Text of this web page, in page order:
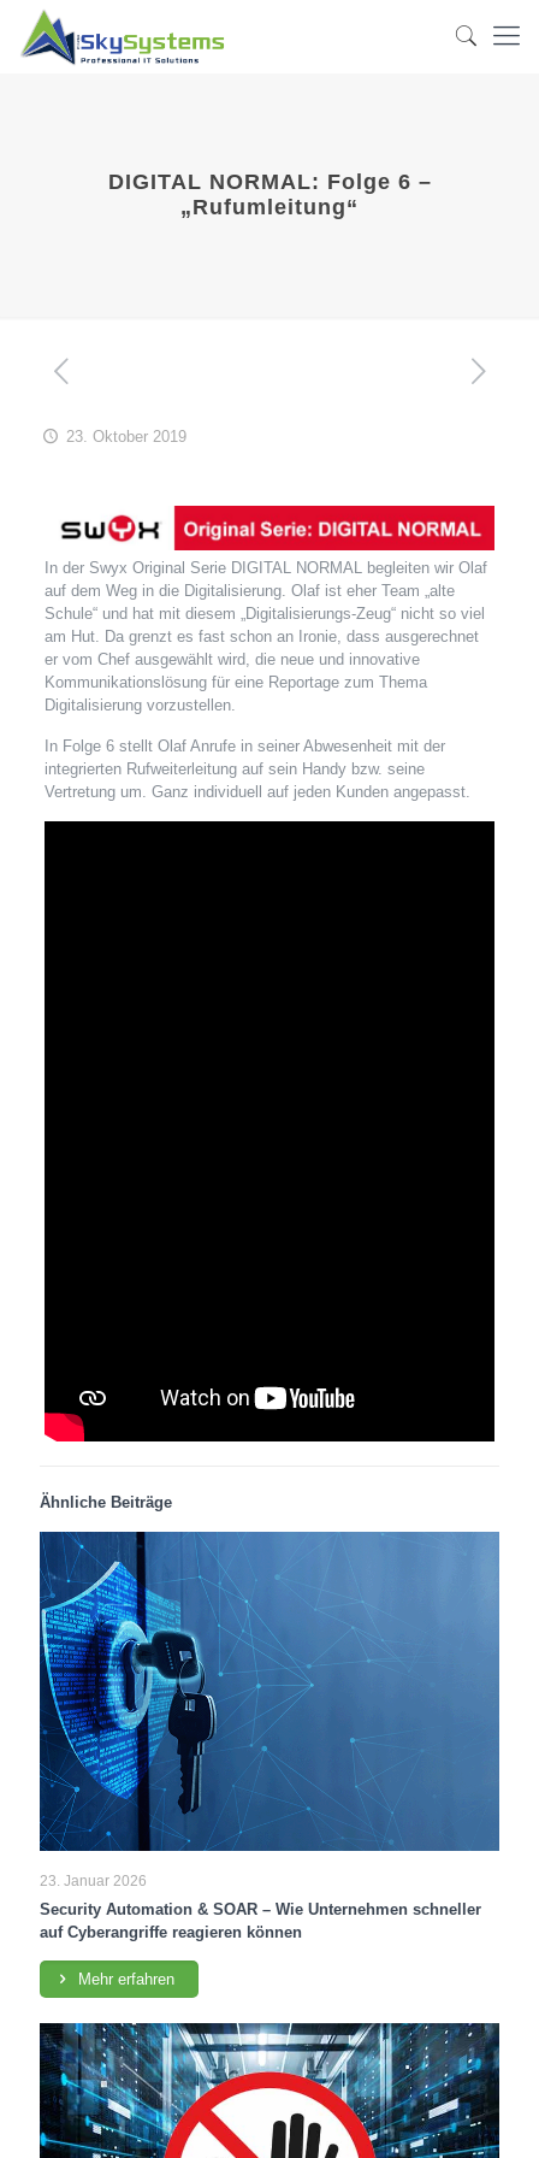
DIGITAL NORMAL: Folge 6 –
„Rufumleitung“
23. Oktober 2019
In der Swyx Original Serie DIGITAL NORMAL begleiten wir Olaf
auf dem Weg in die Digitalisierung. Olaf ist eher Team „alte
Schule“ und hat mit diesem „Digitalisierungs-Zeug“ nicht so viel
am Hut. Da grenzt es fast schon an Ironie, dass ausgerechnet
er vom Chef ausgewählt wird, die neue und innovative
Kommunikationslösung für eine Reportage zum Thema
Digitalisierung vorzustellen.
In Folge 6 stellt Olaf Anrufe in seiner Abwesenheit mit der
integrierten Rufweiterleitung auf sein Handy bzw. seine
Vertretung um. Ganz individuell auf jeden Kunden angepasst.
Ähnliche Beiträge
23. Januar 2026
Security Automation & SOAR – Wie Unternehmen schneller
auf Cyberangriffe reagieren können
Mehr erfahren